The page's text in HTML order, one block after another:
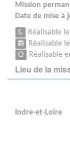
Mission
Date de mise à
Réalisable
Réalisable
Réalisable
Lieu de la
Indre-et-Loire